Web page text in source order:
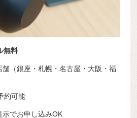
無料
舗（銀座・札幌・名古屋・大阪・福
約可能
示でお申し込みOK